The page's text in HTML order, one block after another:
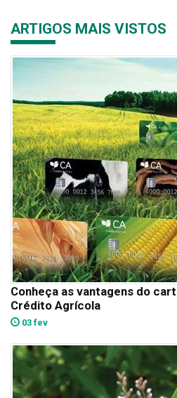
ARTIGOS MAIS VISTOS
Conheça as vantagens do
Crédito Agrícola
03 fev